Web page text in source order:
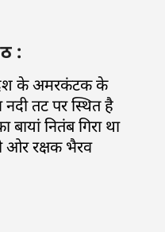
:
के अमरकंटक के
तट पर स्थित है
बायां नितंब गिरा था
ओर रक्षक भैरव